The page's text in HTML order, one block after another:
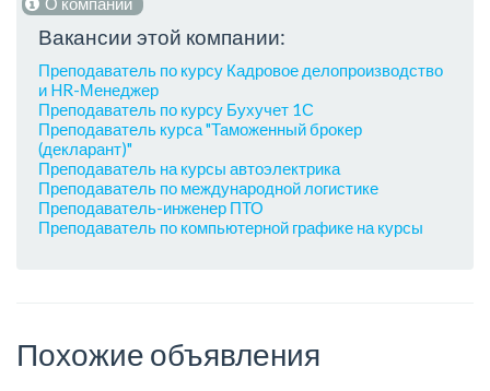
Вакансии этой компании:
Преподаватель по курсу Кадровое делопроизводство
и HR-Менеджер
Преподаватель по курсу Бухучет 1С
Преподаватель курса "Таможенный брокер
(декларант)"
Преподаватель на курсы автоэлектрика
Преподаватель по международной логистике
Преподаватель-инженер ПТО
Преподаватель по компьютерной графике на курсы
Похожие объявления